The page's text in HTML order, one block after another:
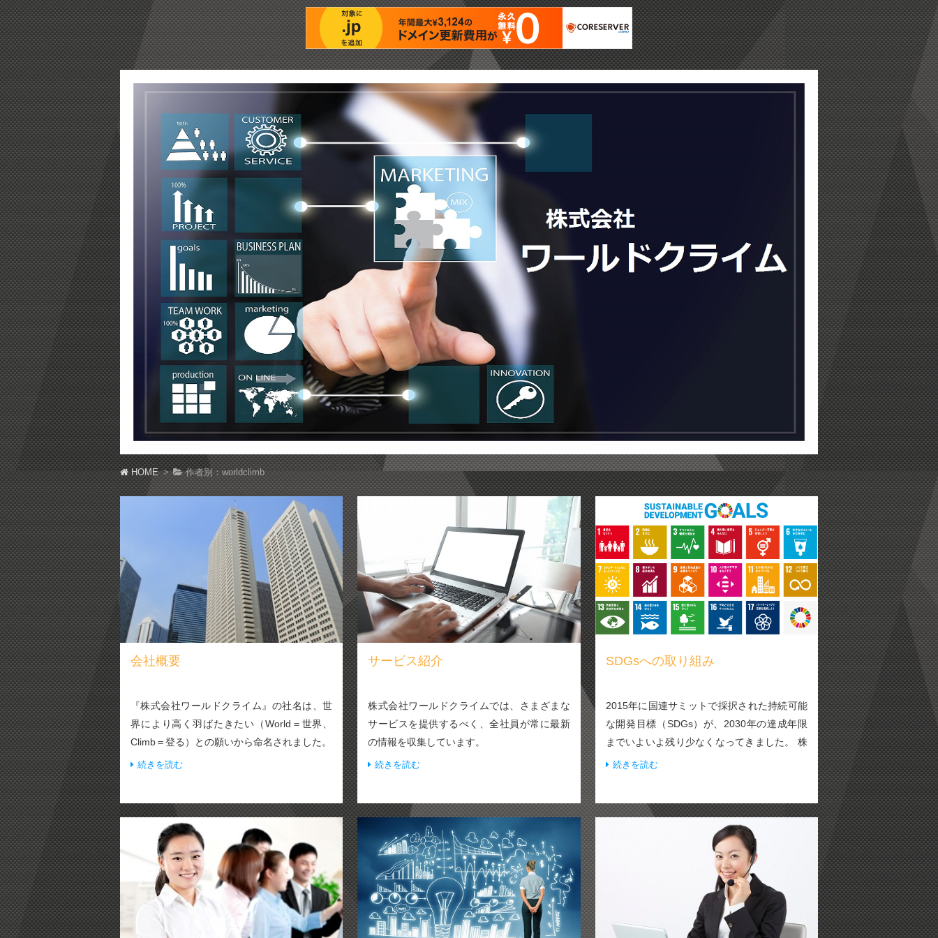
HOME 作者別：worldclimb
会社概要
『株式会社ワールドクライム』の社名は、世
界により高く羽ばたきたい（World＝世界、
Climb＝登る）との願いから命名されました。
続きを読む
サービス紹介
株式会社ワールドクライムでは、さまざまな
サービスを提供するべく、全社員が常に最新
の情報を収集しています。
続きを読む
SDGsへの取り組み
2015年に国連サミットで採択された持続可能
な開発目標（SDGs）が、2030年の達成年限
までいよいよ残り少なくなってきました。 株
式会社ワールドクライムでもSDGsへの取り組
続きを読む